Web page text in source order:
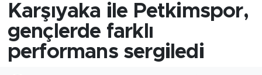
Karşıyaka ile Petkimspor,
gençlerde farklı
performans sergiledi